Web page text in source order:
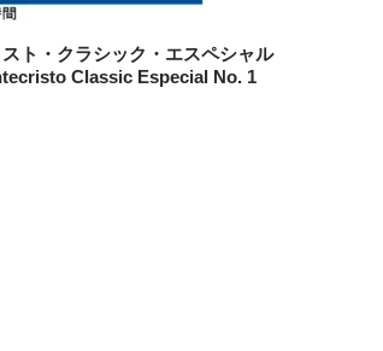
ト・クラシック・エスペシャル
Classic Especial No. 1